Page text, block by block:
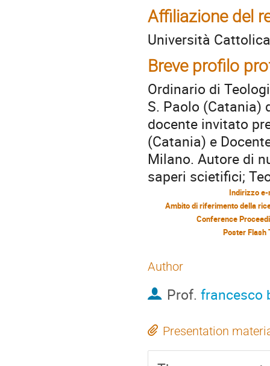
Affiliazione del
Università
Breve profilo
Ordinario di
S. Paolo (Catania)
docente invitato
(Catania) e
Milano. Autore di
saperi scietifici;
Indirizzo
Ambito di riferimento della
Conference
Poster Flash
Author
Prof. francesco
Presentation